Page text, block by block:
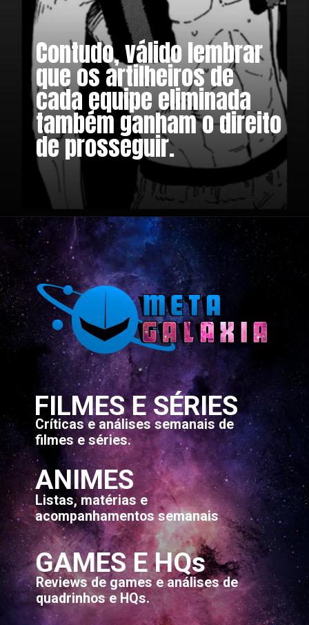
Contudo, válido lembrar
que os artilheiros de
cada equipe eliminada
também ganham o direito
de prosseguir.
Opening
FILMES E SÉRIES
Críticas e análises semanais de
filmes e séries.
ANIMES
Listas, matérias e
acompanhamentos semanais
GAMES E HQs
Reviews de games e análises de
quadrinhos e HQs.